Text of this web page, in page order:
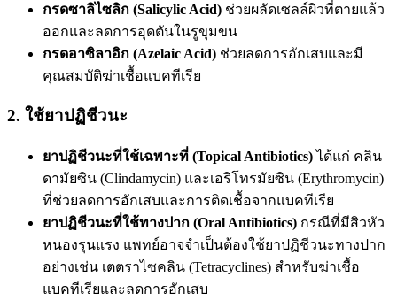
กรดซาลิไซลิก (Salicylic Acid) ช่วยผลัดเซลล์ผิวที่ตายแล้ว
ออกและลดการอุดตันในรูขุมขน
กรดอาซิลาอิก (Azelaic Acid) ช่วยลดการอักเสบและมี
คุณสมบัติฆ่าเชื้อแบคทีเรีย
2. ใช้ยาปฏิชีวนะ
ยาปฏิชีวนะที่ใช้เฉพาะที่ (Topical Antibiotics)ได้แก่ คลิน
ดามัยซิน (Clindamycin) และเอริโทรมัยซิน (Erythromycin)
ที่ช่วยลดการอักเสบและการติดเชื้อจากแบคทีเรีย
ยาปฏิชีวนะที่ใช้ทางปาก (Oral Antibiotics) กรณีที่มีสิวหัว
หนองรุนแรง แพทย์อาจจำเป็นต้องใช้ยาปฏิชีวนะทางปาก
อย่างเช่น เตตราไซคลิน (Tetracyclines) สำหรับฆ่าเชื้อ
แบคทีเรียและลดการอักเสบ